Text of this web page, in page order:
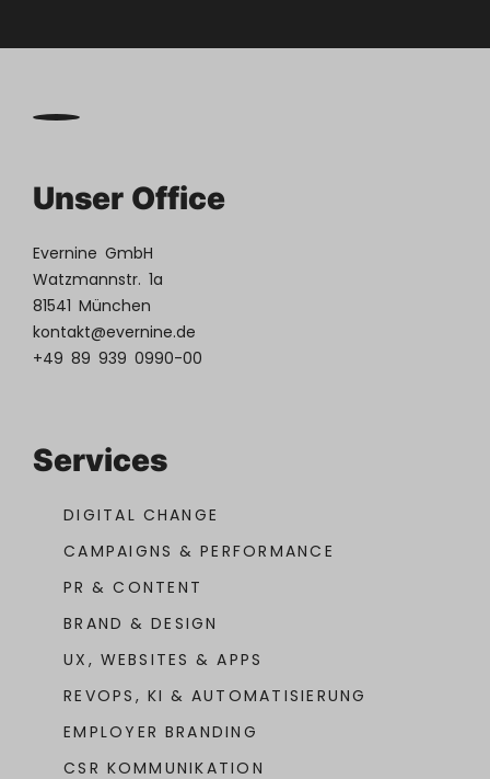
Unser Office
Evernine GmbH
Watzmannstr. 1a
81541 München
kontakt@evernine.de
+49 89 939 0990-00
Services
DIGITAL CHANGE
CAMPAIGNS & PERFORMANCE
PR & CONTENT
BRAND & DESIGN
UX, WEBSITES & APPS
REVOPS, KI & AUTOMATISIERUNG
EMPLOYER BRANDING
CSR KOMMUNIKATION